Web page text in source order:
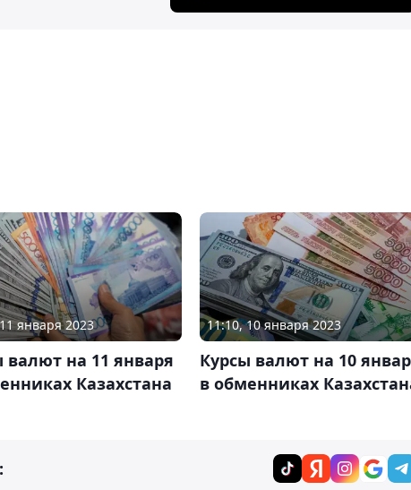
января 2023
валют на 11 января
Казахстана
11:10, 10 января 2023
Курсы валют на 10
в обменниках